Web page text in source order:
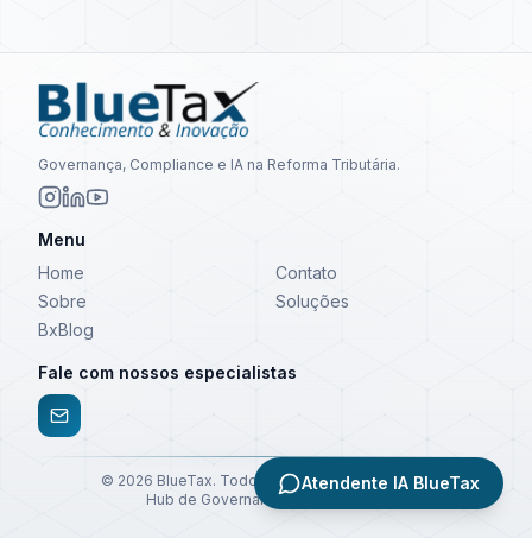
Governança, Compliance e IA na Reforma Tributária.
Menu
Home
Contato
Sobre
Soluções
BxBlog
Fale com nossos especialistas
© 2026 BlueTax. Todos os direitos reservados.
Hub de Governança e Compliance
Atendente IA BlueTax